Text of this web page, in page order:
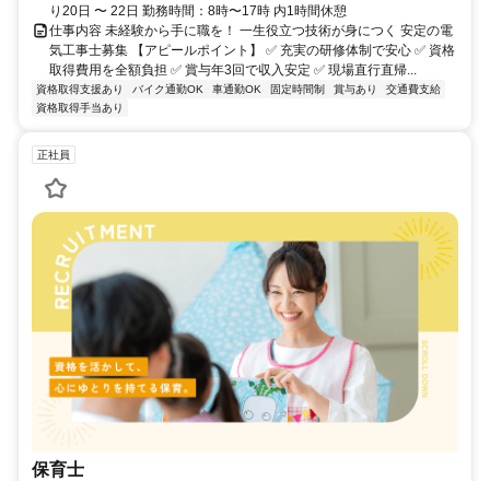
り20日 〜 22日 勤務時間：8時〜17時 内1時間休憩
仕事内容 未経験から手に職を！ 一生役立つ技術が身につく 安定の電
気工事士募集 【アピールポイント】 ✅ 充実の研修体制で安心 ✅ 資格
取得費用を全額負担 ✅ 賞与年3回で収入安定 ✅ 現場直行直帰...
資格取得支援あり バイク通勤OK 車通勤OK 固定時間制 賞与あり
交通費支給
資格取得手当あり
正社員
保育士